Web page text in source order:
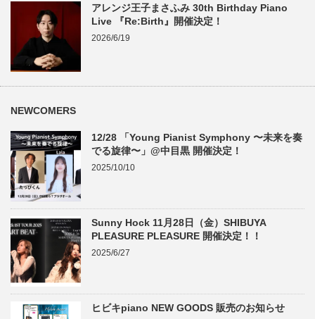
アレンジ王子まさふみ 30th Birthday Piano
Live 『Re:Birth』開催決定！
2026/6/19
NEWCOMERS
12/28 「Young Pianist Symphony 〜未来を奏
でる旋律〜」@中目黒 開催決定！
2025/10/10
Sunny Hock 11月28日（金）SHIBUYA
PLEASURE PLEASURE 開催決定！！
2025/6/27
ヒビキpiano NEW GOODS 販売のお知らせ